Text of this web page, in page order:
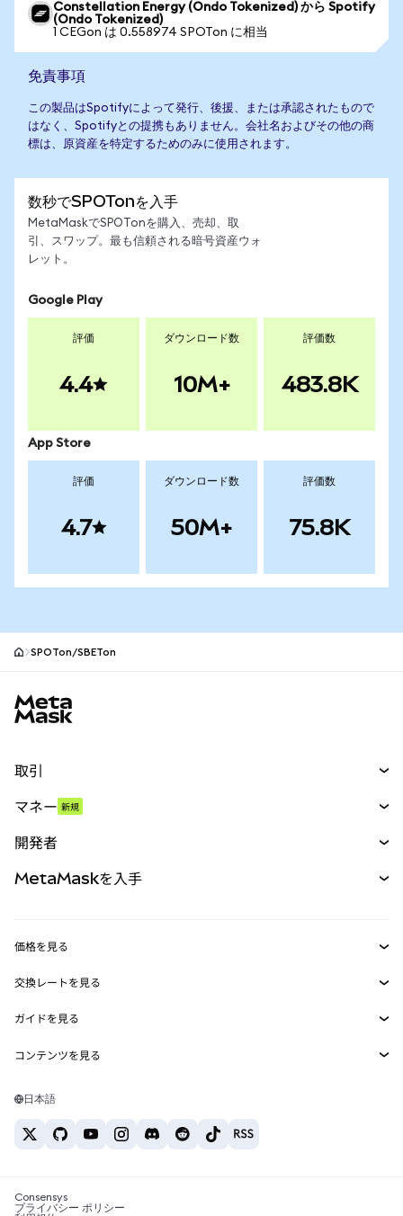
Constellation Energy (Ondo Tokenized) から Spotify
(Ondo Tokenized)
1 CEGon は 0.558974 SPOTon に相当
免責事項
この製品はSpotifyによって発行、後援、または承認されたもので
はなく、Spotifyとの提携もありません。会社名およびその他の商
標は、原資産を特定するためのみに使用されます。
数秒でSPOTonを入手
MetaMaskでSPOTonを購入、売却、取
引、スワップ。最も信頼される暗号資産ウォ
レット。
Google Play
評価
4.4
ダウンロード数
10M+
評価数
483.8K
App Store
評価
4.7
ダウンロード数
50M+
評価数
75.8K
SPOTon/SBETon
取引
パーペチュアル
RWA
マネー 新規
開発者
MetaMask Connect
Snaps
Web3サービス
MetaMaskを入手
セキュリティ
サポート
キャリア
お問い合わせ
価格を見る
イーサリアムの価格
Solanaの価格
Tetherの価格
交換レートを見る
ETH→USD
USDT→INR
BTC→INR
ETH→USDT
ガイドを見る
ETHの購入
USDTの購入
SHIBの購入
コンテンツを見る
Solanaウォレット
税制関連ニュース
日本語
Consensys
プライバシー ポリシー